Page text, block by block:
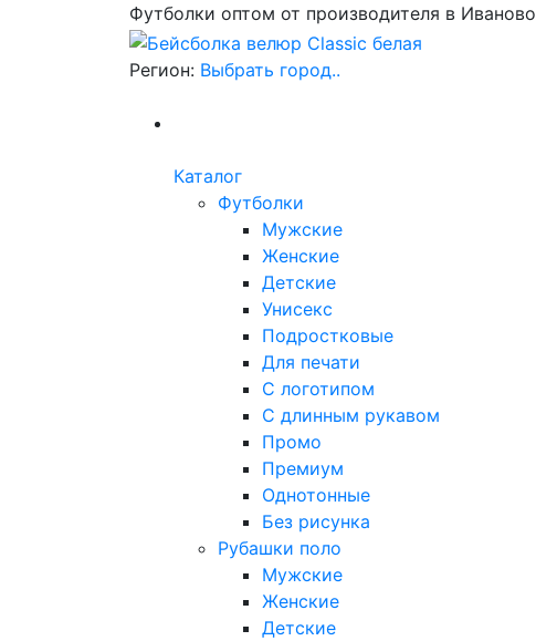
Футболки оптом от производителя в Иваново
Регион: Выбрать город..
Каталог
Футболки
Мужские
Женские
Детские
Унисекс
Подростковые
Для печати
С логотипом
С длинным рукавом
Промо
Премиум
Однотонные
Без рисунка
Рубашки поло
Мужские
Женские
Детские